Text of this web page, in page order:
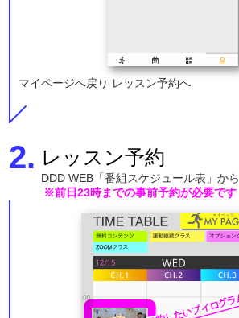
マイページへ戻り レッスン予約へ
2. ​レッスン予約
DDD WEB「番組スケジュール表」から
※前日23時までの事前予約が必要です​